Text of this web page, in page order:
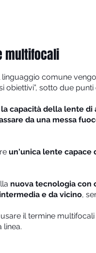
multifocali
comune
obiettivi”, sotto due
capacità della lente di
da una messa
un'unica lente capace
nuova tecnologia con
e da vicino,
il termine
linea.